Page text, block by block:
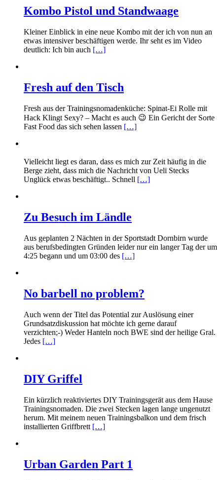
Kombo Pistol und Standwaage
Kleiner Einblick in eine neue Kombo mit der ich von nun an
etwas intensiver beschäftigen werde. Ihr seht es im Video
deutlich: Ich bin auch […]
Fresh auf den Tisch
Fresh aus der Trainingsnomadenküche: Spinat-Ei Rolle mit
Hack Klingt Sexy? – Macht es auch 😉 Ein Gericht der Sorte
Fast Food das sich sehen lassen […]
Vielleicht liegt es daran, dass es mich zur Zeit häufig in die
Berge zieht, dass mich die Nachricht von Ueli Stecks
Unglück etwas beschäftigt.. Schnell […]
Zu Besuch im Ländle
Aus geplanten 2 Nächten in der Sportstadt Dornbirn wurde
aus berufsbedingten Gründen leider nur ein langer Tag der um
4:25 begann und um 03:00 des […]
No barbell no problem?
Auch wenn der Titel das Potential zur Auslösung einer
Grundsatzdiskussion hat möchte ich gerne darauf
verzichten;-) Weder Hanteln noch BWE sind der heilige Gral.
Jedes […]
DIY Griffel
Ein kürzlich reaktiviertes DIY Trainingsgerät aus dem Hause
Trainingsnomaden. Die zwei Stecken lagen lange ungenutzt
herum. Mit meinem neuen Trainingsbalkon und dem frisch
installierten Griffbrett […]
Urban Garden Part 1